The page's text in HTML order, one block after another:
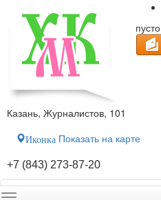
пусто
Казань, Журналистов, 101
Иконка Показать на карте
+7 (843) 273-87-20